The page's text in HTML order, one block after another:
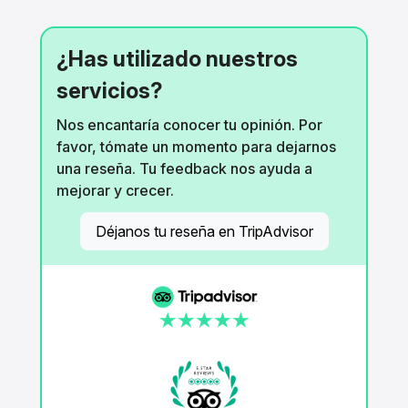
¿Has utilizado nuestros
servicios?
Nos encantaría conocer tu opinión. Por
favor, tómate un momento para dejarnos
una reseña. Tu feedback nos ayuda a
mejorar y crecer.
Déjanos tu reseña en TripAdvisor